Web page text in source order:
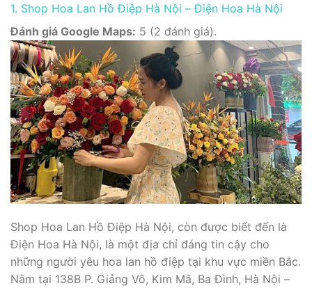
1. Shop Hoa Lan Hồ Điệp Hà Nội – Điện Hoa Hà Nội
Đánh giá Google Maps: 5 (2 đánh giá).
Shop Hoa Lan Hồ Điệp Hà Nội, còn được biết đến là
Điện Hoa Hà Nội, là một địa chỉ đáng tin cậy cho
những người yêu hoa lan hồ điệp tại khu vực miền Bắc.
Nằm tại 138B P. Giảng Võ, Kim Mã, Ba Đình, Hà Nội –